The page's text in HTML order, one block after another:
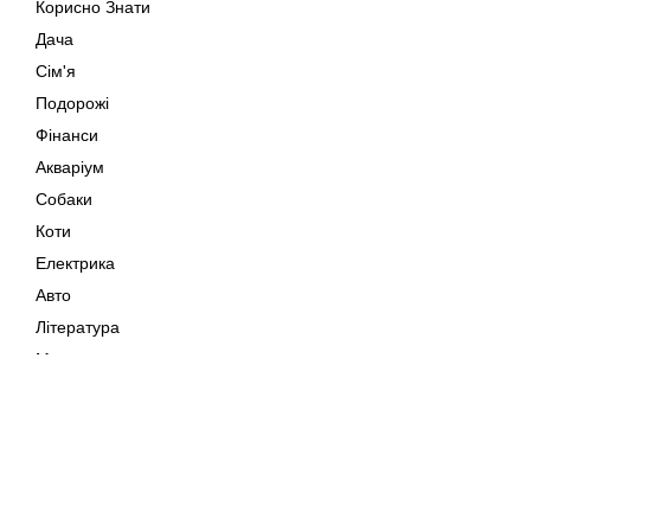
Корисно Знати
Дача
Сім'я
Подорожі
Фінанси
Акваріум
Собаки
Коти
Електрика
Авто
Література
Музика